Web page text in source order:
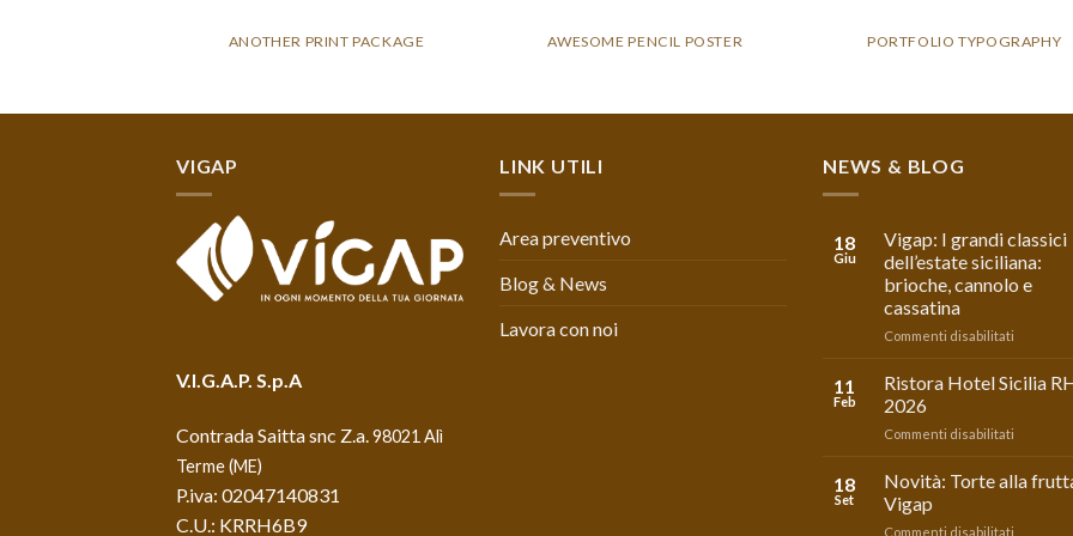
ANOTHER PRINT PACKAGE AWESOME PENCIL POSTER PORTFOLIO TYPOGRAPHY
VIGAP
V.I.G.A.P. S.p.A
Contrada Saitta snc Z.a.98021 Alì
Terme (ME)
P.iva: 02047140831
C.U.: KRRH6B9
LINK UTILI
Area preventivo
Blog & News
Lavora con noi
NEWS & BLOG
18
Giu
Vigap: I grandi classici
dell’estate siciliana:
brioche, cannolo e
cassatina
Commenti disabilitati
brioche,
11
Feb
Ristora Hotel Sicilia
2026
Commenti disabilitati
Hotel
18
Set
Novità: Torte alla
Vigap
Commenti disabilitati